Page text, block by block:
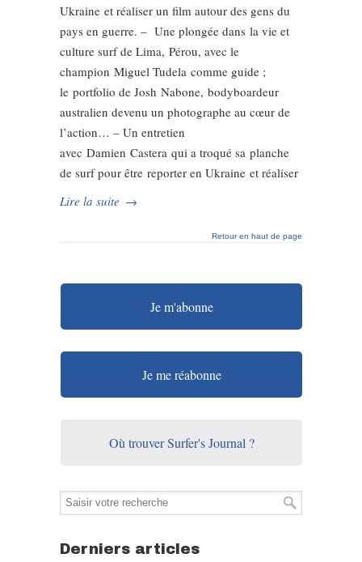
Ukraine et réaliser un film autour des gens du
pays en guerre. – Une plongée dans la vie et
culture surf de Lima, Pérou, avec le
champion Miguel Tudela comme guide ;
le portfolio de Josh Nabone, bodyboardeur
australien devenu un photographe au cœur de
l’action… – Un entretien
avec Damien Castera qui a troqué sa planche
de surf pour être reporter en Ukraine et réaliser
Lire la suite →
Retour en haut de page
Je m'abonne
Je me réabonne
Où trouver Surfer's Journal ?
Derniers articles